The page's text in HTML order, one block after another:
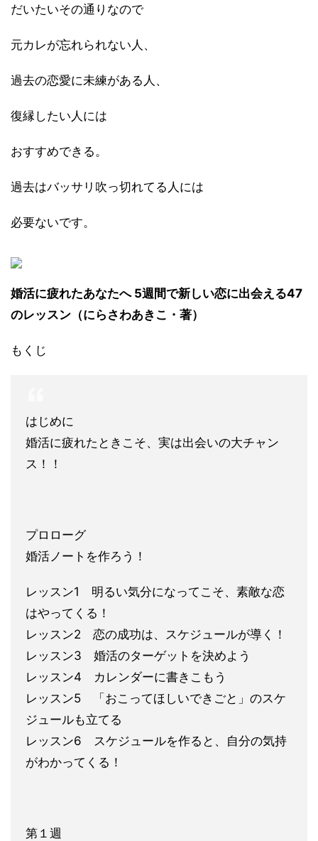
だいたいその通りなので
元カレが忘れられない人、
過去の恋愛に未練がある人、
復縁したい人には
おすすめできる。
過去はバッサリ吹っ切れてる人には
必要ないです。
婚活に疲れたあなたへ 5週間で新しい恋に出会える47
のレッスン（にらさわあきこ・著）
もくじ
はじめに
婚活に疲れたときこそ、実は出会いの大チャン
ス！！
プロローグ
婚活ノートを作ろう！
レッスン1 明るい気分になってこそ、素敵な恋
はやってくる！
レッスン2 恋の成功は、スケジュールが導く！
レッスン3 婚活のターゲットを決めよう
レッスン4 カレンダーに書きこもう
レッスン5 「おこってほしいできごと」のスケ
ジュールも立てる
レッスン6 スケジュールを作ると、自分の気持
がわかってくる！
第１週